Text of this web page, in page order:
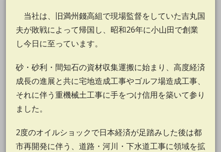
当社は、旧満州錢高組で現場監督をしていた吉丸国
夫が敗戦によって帰国し、昭和26年に小山田で創業
し今日に至っています。
砂・砂利・間知石の資材収集運搬に始まり、高度経済
成長の進展と共に宅地造成工事やゴルフ場造成工事、
それに伴う重機械土工事に手をつけ信用を築いて参り
ました。
2度のオイルショックで日本経済が足踏みした後は都
市再開発に伴う、道路・河川・下水道工事に領域を拡